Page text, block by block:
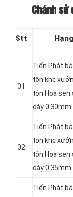
Chánh sử
Stt
01
Tiến Phát
tôn kho
tôn Hoa sen
dày 0.30mm
02
Tiến Phát
tôn kho
tôn Hoa sen
dày 0.35mm
Tiến Phát